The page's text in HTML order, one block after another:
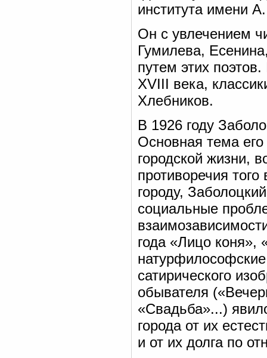
института имени
Он с увлечением
Гумилева,
путем этих
XVIII века,
Хлебников.
В 1926 году
Основная тема
городской жизни,
противоречия
городу,
социальные
года «Лицо коня»,
сатирического
обывателя
«Свадьба»...)
города от их
и от их долга по